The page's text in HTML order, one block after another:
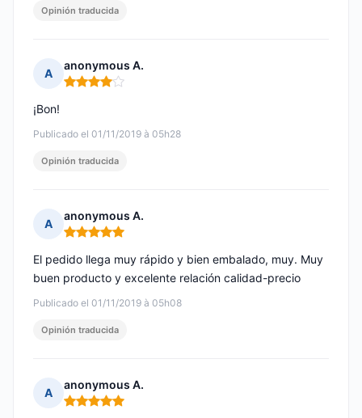
Opinión traducida
A
anonymous A.
Nota: 4 de 5
Publicado el 01/11/2019 à 05h28
¡Bon!
Opinión traducida
A
anonymous A.
Nota: 5 de 5
Publicado el 01/11/2019 à 05h08
El pedido llega muy rápido y bien embalado, muy. Muy
buen producto y excelente relación calidad-precio
Opinión traducida
A
anonymous A.
Nota: 5 de 5